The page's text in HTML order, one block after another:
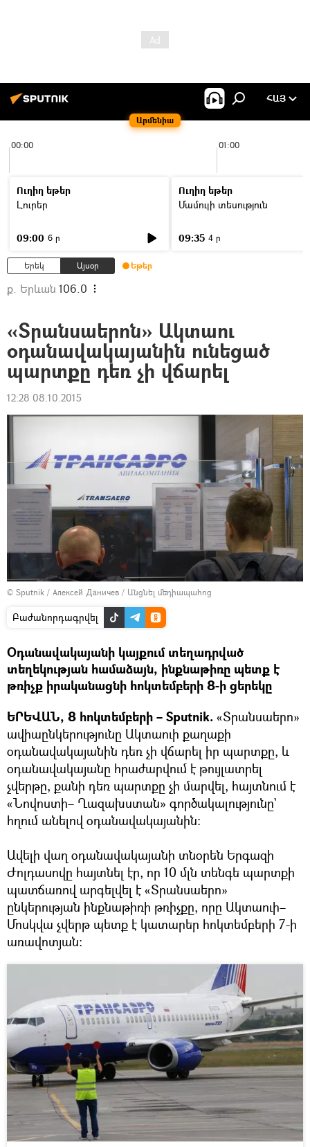
Արմենիա
ՀԱՅ
00:00 01:00
Ուղիղ եթեր
Լուրեր
09:00 6 ր
Ուղիղ եթեր
Մամուլի տեսություն
09:35 4 ր
Երեկ Այսօր Եթեր
ք. Երևան 106.0
«Տրանսաերոն» Ակտաու
օդանավակայանին ունեցած
պարտքը դեռ չի վճարել
12:28 08.10.2015
© Sputnik / Алексей Даничев / Անցնել մեդիապահոց
Բաժանորդագրվել
Օդանավակայանի կայքում տեղադրված
տեղեկության համաձայն, ինքնաթիռը պետք է
թռիչք իրականացնի հոկտեմբերի 8-ի ցերեկը
ԵՐԵՎԱՆ, 8 հոկտեմբերի – Sputnik. «Տրանսաերո»
ավիաընկերությունը Ակտաուի քաղաքի
օդանավակայանին դեռ չի վճարել իր պարտքը, և
օդանավակայանը հրաժարվում է թույլատրել
չվերթը, քանի դեռ պարտքը չի մարվել, հայտնում է
«Նովոստի– Ղազախստան» գործակալությունը`
հղում անելով օդանավակայանին։
Ավելի վաղ օդանավակայանի տնօրեն Երգազի
Ժոլդասովը հայտնել էր, որ 10 մլն տենգե պարտքի
պատճառով արգելվել է «Տրանսաերո»
ընկերության ինքնաթիռի թռիչքը, որը Ակտաուի–
Մոսկվա չվերթ պետք է կատարեր հոկտեմբերի 7-ի
առավոտյան։